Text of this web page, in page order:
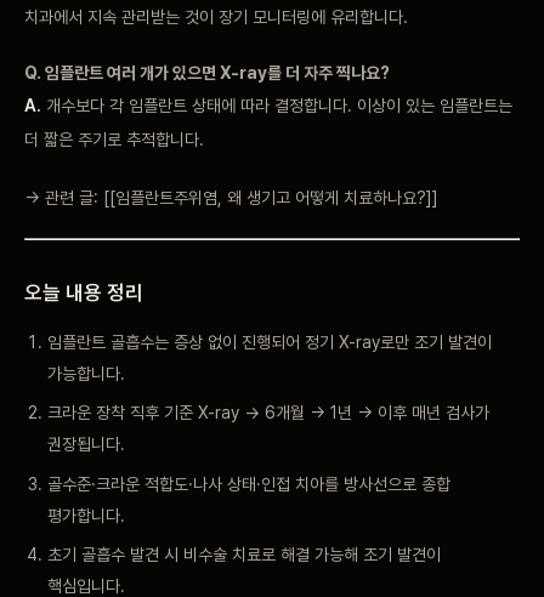
치과에서 지속 관리받는 것이 장기 모니터링에 유리합니다.
Q. 임플란트 여러 개가 있으면 X-ray를 더 자주 찍나요?
A. 개수보다 각 임플란트 상태에 따라 결정합니다. 이상이 있는 임플란트는
더 짧은 주기로 추적합니다.
→ 관련 글: [[임플란트주위염, 왜 생기고 어떻게 치료하나요?]]
오늘 내용 정리
임플란트 골흡수는 증상 없이 진행되어 정기 X-ray로만 조기 발견이
가능합니다.
크라운 장착 직후 기준 X-ray → 6개월 → 1년 → 이후 매년 검사가
권장됩니다.
골수준·크라운 적합도·나사 상태·인접 치아를 방사선으로 종합
평가합니다.
초기 골흡수 발견 시 비수술 치료로 해결 가능해 조기 발견이
핵심입니다.